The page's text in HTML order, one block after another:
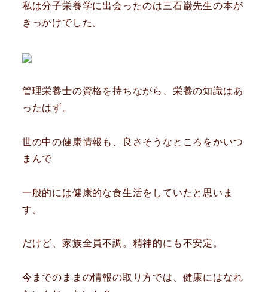
私は分子栄養学に出会ったのは三石巌先生の本が
きっかけでした。
管理栄養士の資格を持ちながら、栄養の知識はあ
ったはず。
世の中の健康情報も、良さそうなところをかいつ
まんで
一般的には健康的な食生活をしていたと思いま
す。
だけど、家族全員不調。精神的にも不安定。
今までのままの情報の取り方では、健康にはなれ